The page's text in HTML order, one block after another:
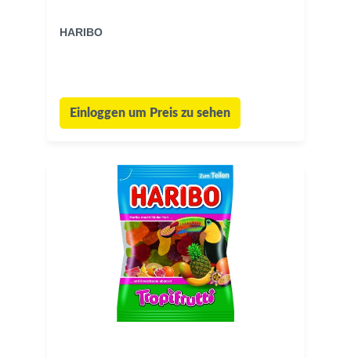
HARIBO
Einloggen um Preis zu sehen